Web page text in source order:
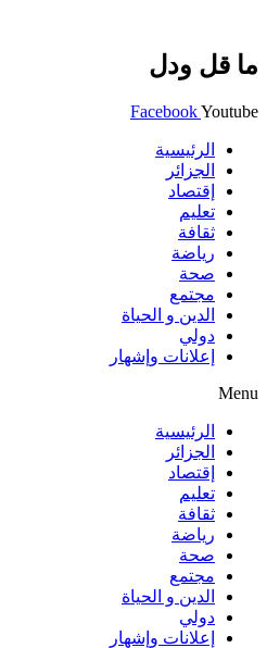
ما قل ودل
FacebookYoutube
الرئيسية
الجزائر
إقتصاد
تعليم
ثقافة
رياضة
صحة
مجتمع
الدين و الحياة
دولي
إعلانات وإشهار
Menu
الرئيسية
الجزائر
إقتصاد
تعليم
ثقافة
رياضة
صحة
مجتمع
الدين و الحياة
دولي
إعلانات وإشهار